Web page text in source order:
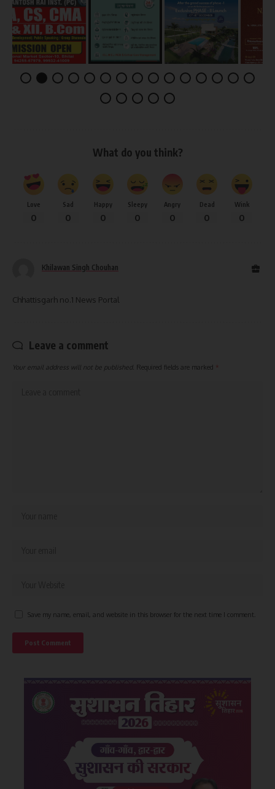
What do you think?
Love
0
Sad
0
Happy
0
Sleepy
0
Angry
0
Dead
0
Wink
0
Khilawan Singh Chouhan
Chhattisgarh no.1 News Portal
Leave a comment
Your email address will not be published. Required fields are marked *
Save my name, email, and website in this browser for the next time I comment.